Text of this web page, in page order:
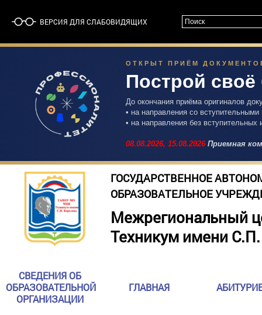
ВЕРСИЯ ДЛЯ СЛАБОВИДЯЩИХ
ОТКРЫТ ПРИЁМ
Построй
До окончания приёма оригиналов
• на направления со
• на направления без
08.08.2026, 15.08.2026Приемная
ГОСУДАРСТВЕННОЕ
ОБРАЗОВАТЕЛЬНОЕ
Межрегиональный
Техникум имени
СВЕДЕНИЯ ОБ
ОБРАЗОВАТЕЛЬНОЙ
ОРГАНИЗАЦИИ
ГЛАВНАЯ